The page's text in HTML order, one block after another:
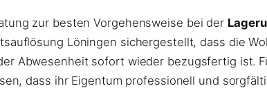
zur besten Vorgehensweise bei der
Löningen sichergestellt, dass die
Abwesenheit sofort wieder bezugsfertig ist.
dass ihr Eigentum professionell und